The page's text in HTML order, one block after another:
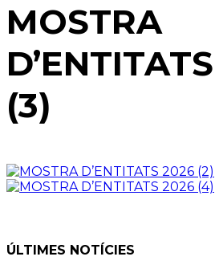
MOSTRA
(3)
ÚLTIMES NOTÍCIES